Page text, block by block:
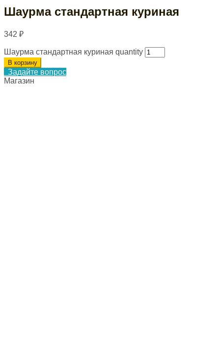
Шаурма стандартная куриная
342 ₽
Шаурма стандартная куриная quantity
В корзину
Задайте вопрос
Магазин